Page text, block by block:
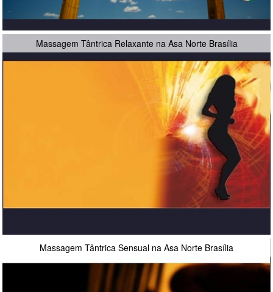
Massagem Tântrica Relaxante na Asa Norte Brasília
Massagem Tântrica Sensual na Asa Norte Brasília